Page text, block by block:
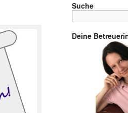
Suche
Deine